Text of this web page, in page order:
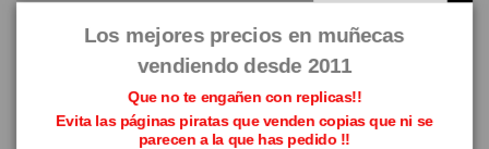
Los mejores precios en muñecas
vendiendo desde 2011
Que no te engañen con replicas!!
Evita las páginas piratas que venden copias que ni se
parecen a la que has pedido !!